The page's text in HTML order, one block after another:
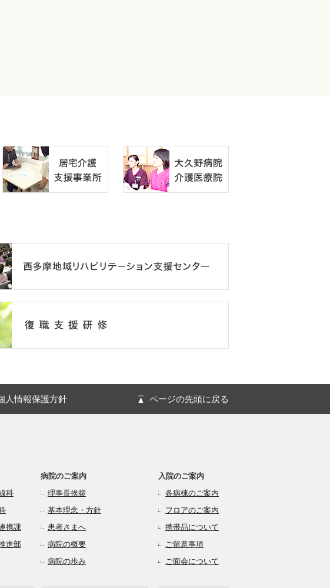
人情報保護方針 ページの先頭に戻る
科
携課
進部
病院のご案内
理事長挨拶
基本理念・方針
患者さまへ
病院の概要
病院の歩み
入院のご案内
各病棟のご案内
フロアのご案内
携帯品について
ご留意事項
ご面会について